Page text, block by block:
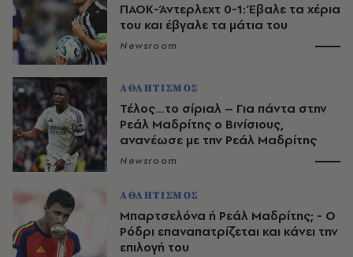
ΠΑΟΚ-Άντερλεχτ 0-1: Έβαλε τα χέρια
του και έβγαλε τα μάτια του
Newsroom
ΑΘΛΗΤΙΣΜΟΣ
Τέλος…το σίριαλ – Για πάντα στην
Ρεάλ Μαδρίτης ο Βινίσιους,
ανανέωσε με την Ρεάλ Μαδρίτης
Newsroom
ΑΘΛΗΤΙΣΜΟΣ
Μπαρτσελόνα ή Ρεάλ Μαδρίτης; - Ο
Ρόδρι επαναπατρίζεται και κάνει την
επιλογή του